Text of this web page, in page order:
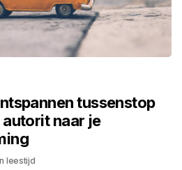
tussenstop
naar je
leestijd